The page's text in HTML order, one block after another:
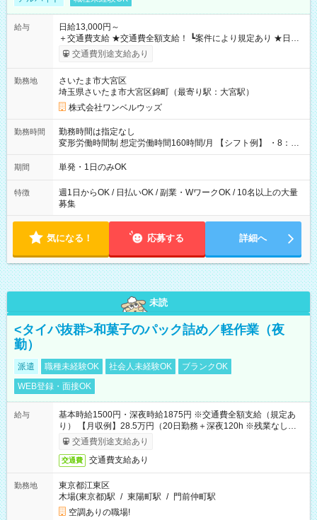
給与
日給13,000円～
＋交通費支給 ★交通費全額支給！ ┗案件により規定あり ★日払
いOK！（規定あり） ┗働いたその日に現金GET♪ お仕事後はコ
ンビニATMから 日払い分を引き落とせます！ 【試用期間】試
交通費別途支給あり
勤務地
さいたま市大宮区
埼玉県さいたま市大宮区錦町（最寄り駅：大宮駅）
株式会社ワンベルウッズ
勤務時間
勤務時間は指定なし
変形労働時間制 想定労働時間160時間/月 【シフト例】 ・8：00
～21：00
期間 単発・1日のみOK
特徴
週1日からOK / 日払いOK / 副業・WワークOK / 10名以上の大量
募集
気になる！ 応募する 詳細へ
未読
<タイパ抜群>和菓子のパック詰め／軽作業（夜
勤）
派遣 職種未経験OK 社会人未経験OK
ブランクOK
WEB登録・面接OK
給与
基本時給1500円・深夜時給1875円 ※交通費全額支給（規定あ
り） 【月収例】28.5万円（20日勤務＋深夜120h ※残業なしの場
合）交通費別途支給あり
交通費 交通費支給あり
勤務地
東京都江東区
木場(東京都)駅 / 東陽町駅 / 門前仲町駅
空調ありの職場!